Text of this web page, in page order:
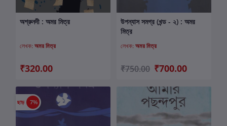
কার্টে যোগ করুন
অশ্রুনদী : অমর মিত্র
লেখক: অমর মিত্র
₹320.00
কার্টে যোগ করুন
উপন্যাস সমগ্র (খন্ড - ২) : অমর
মিত্র
লেখক: অমর মিত্র
₹750.00 ₹700.00
ছাড় 7%